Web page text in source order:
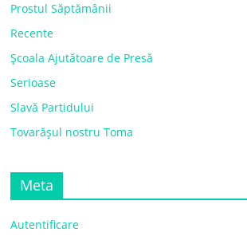
Prostul Săptămânii
Recente
Școala Ajutătoare de Presă
Serioase
Slavă Partidului
Tovarășul nostru Toma
Meta
Autentificare